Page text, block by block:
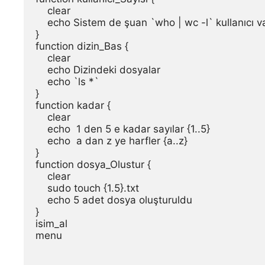
clear
echo Sistem de şuan `who | wc -l` kullanıcı
}
function dizin_Bas {
clear
echo Dizindeki dosyalar
echo `ls *`
}
function kadar {
clear
echo  1 den 5 e kadar sayılar {1..5}
echo  a dan z ye harfler {a..z}
}
function dosya_Olustur {
clear
sudo touch {1.5}.txt
echo 5 adet dosya oluşturuldu
}
isim_al
menu